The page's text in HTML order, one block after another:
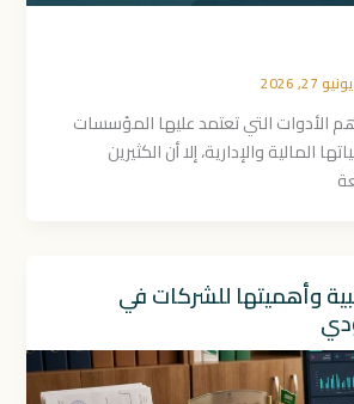
يونيو 27, 2026
الأدوات التي تعتمد عليها المؤسسات
المالية والإدارية، إلا أن الكثيرين
وأهميتها للشركات في